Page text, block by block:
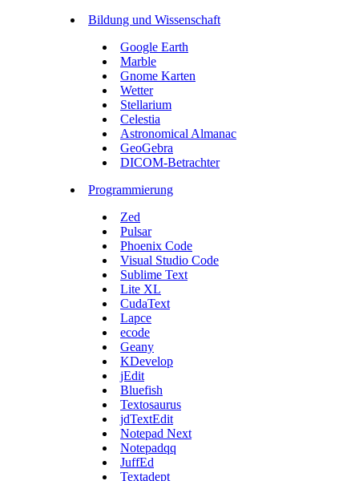
Bildung und Wissenschaft
Google Earth
Marble
Gnome Karten
Wetter
Stellarium
Celestia
Astronomical Almanac
GeoGebra
DICOM-Betrachter
Programmierung
Zed
Pulsar
Phoenix Code
Visual Studio Code
Sublime Text
Lite XL
CudaText
Lapce
ecode
Geany
KDevelop
jEdit
Bluefish
Textosaurus
jdTextEdit
Notepad Next
Notepadqq
JuffEd
Textadept